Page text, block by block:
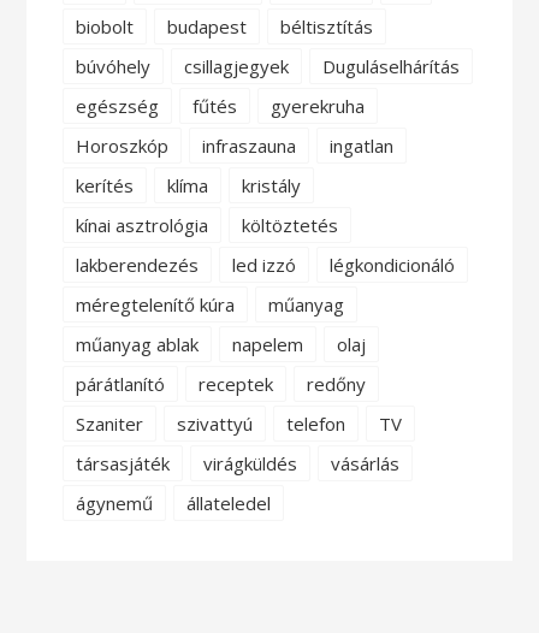
biobolt
budapest
béltisztítás
búvóhely
csillagjegyek
Duguláselhárítás
egészség
fűtés
gyerekruha
Horoszkóp
infraszauna
ingatlan
kerítés
klíma
kristály
kínai asztrológia
költöztetés
lakberendezés
led izzó
légkondicionáló
méregtelenítő kúra
műanyag
műanyag ablak
napelem
olaj
párátlanító
receptek
redőny
Szaniter
szivattyú telefon
TV
társasjáték
virágküldés
vásárlás
ágynemű
állateledel